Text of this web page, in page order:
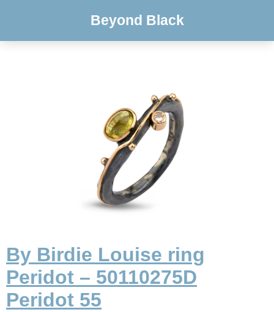
Beyond Black
By Birdie Louise ring
Peridot – 50110275D
Peridot 55